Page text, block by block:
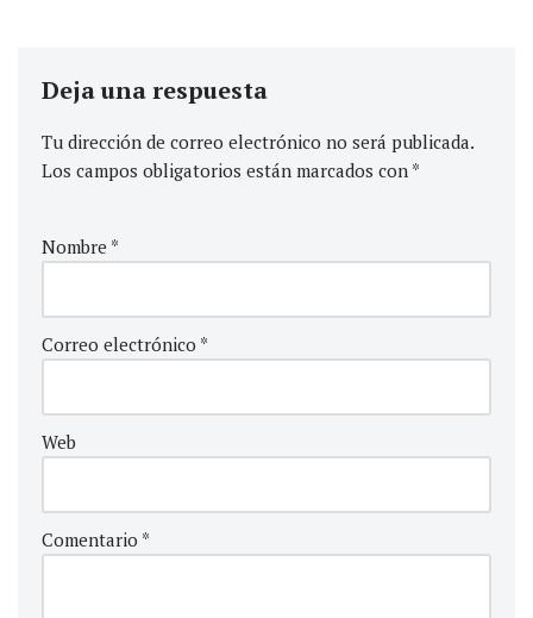
Deja una respuesta
Tu dirección de correo electrónico no será publicada.
Los campos obligatorios están marcados con *
Nombre *
Correo electrónico *
Web
Comentario *